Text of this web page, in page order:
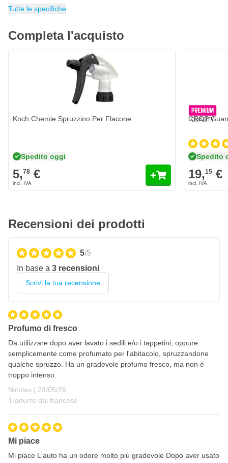
Categoria
Tutte le specifiche
Completa l'acquisto
Koch Chemie Spruzzino Per Flacone
Spedito oggi
5,78 €
CROP
Spedito
19,15 €
Recensioni dei prodotti
5/5
In base a 3 recensioni
Scrivi la tua recensione
Profumo di fresco
Da utilizzare dopo aver lavato i sedili e/o i tappetini, oppure
semplicemente come profumato per l'abitacolo, spruzzandone
qualche spruzzo. Ha un gradevole profumo fresco, ma non è
troppo intenso.
Nicolas | 23 maggio 2026
23/05/26
Tradurre dal francese
Mi piace
Mi piace L'auto ha un odore molto più gradevole Dopo aver usato